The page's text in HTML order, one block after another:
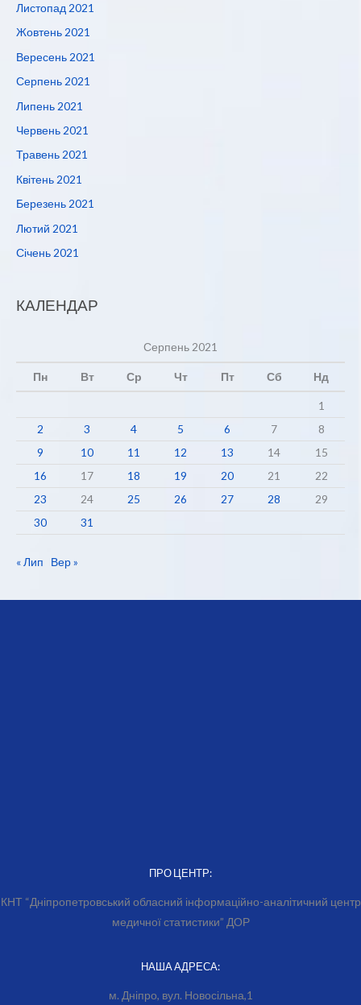
Листопад 2021
Жовтень 2021
Вересень 2021
Серпень 2021
Липень 2021
Червень 2021
Травень 2021
Квітень 2021
Березень 2021
Лютий 2021
Січень 2021
КАЛЕНДАР
Серпень 2021
Пн Вт Ср Чт Пт Сб Нд
1
2
3 4 5 6 7
8
9
10 11 12 13 14
15
16
17 18 19 20 21
22
23
24 25 26 27 28
29
30
31
« Лип Вер »
ПРО ЦЕНТР:
КНТ “Дніпропетровський обласний інформаційно-аналітичний центр
медичної статистики” ДОР
НАША АДРЕСА:
м. Дніпро, вул. Новосільна,1